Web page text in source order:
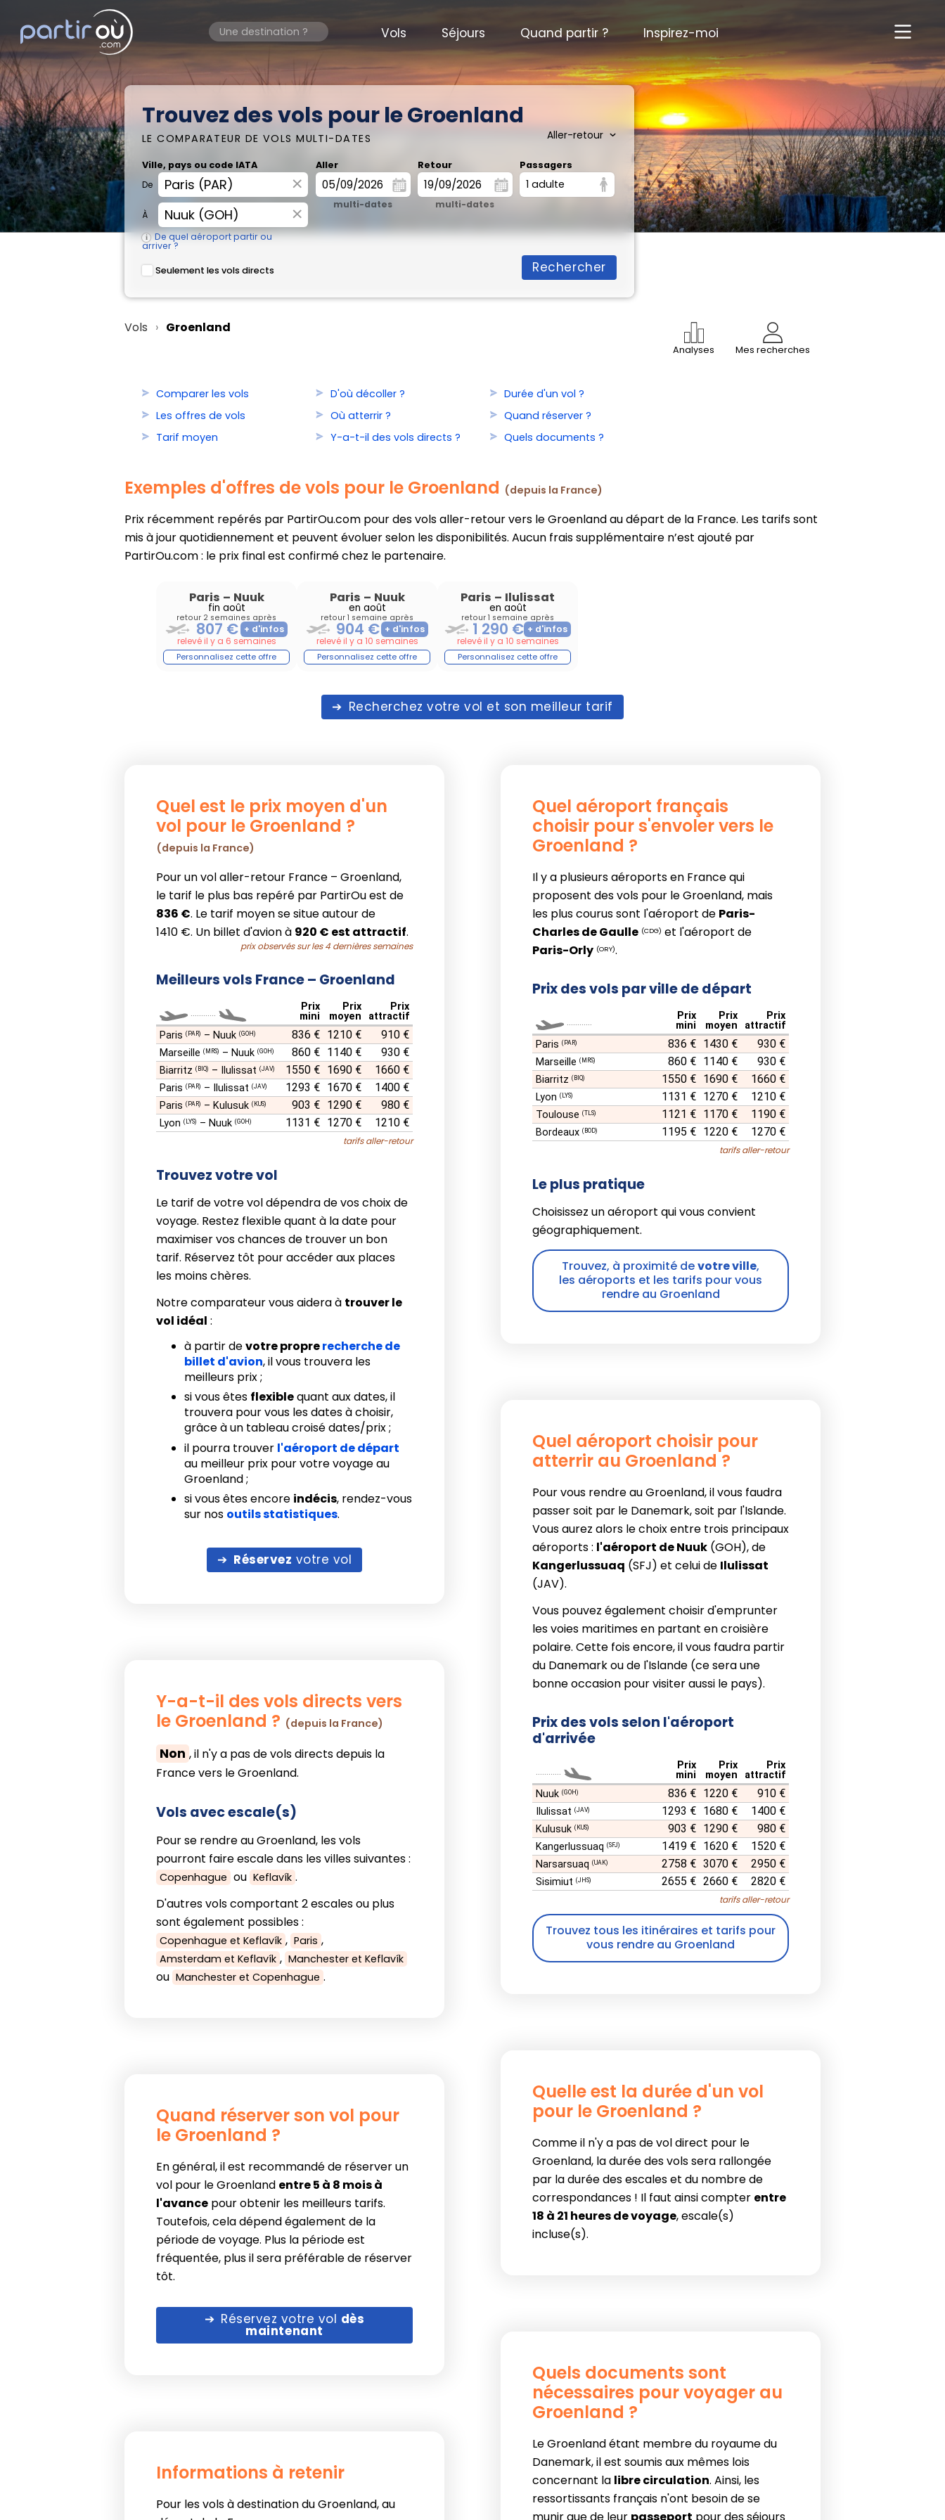
Vols Séjours Quand partir ? Inspirez-moi
Trouvez des vols pour le Groenland
LE COMPARATEUR DE VOLS MULTI-DATES
Ville, pays ou code IATA
De ×
À ×
De quel aéroport partir ou
arriver ?
Seulement les vols directs
Aller
multi-dates
Retour
multi-dates
Passagers
1 adulte
Rechercher
Vols Groenland
Analyses Mes recherches
Exemples d'offres de vols pour le Groenland (depuis la France)
Prix récemment repérés par PartirOu.com pour des vols aller-retour vers le Groenland au départ de la France. Les tarifs sont
mis à jour quotidiennement et peuvent évoluer selon les disponibilités. Aucun frais supplémentaire n’est ajouté par
PartirOu.com : le prix final est confirmé chez le partenaire.
Paris – Nuuk
fin août
retour 2 semaines après
807 €
relevé il y a 6 semaines
Paris – Nuuk
en août
retour 1 semaine après
904 €
relevé il y a 10 semaines
Paris – Ilulissat
en août
retour 1 semaine après
1 290 €
relevé il y a 10 semaines
Recherchez votre vol et son meilleur tarif
Quel est le prix moyen d'un
vol pour le Groenland ?
(depuis la France)
Pour un vol aller-retour France – Groenland,
le tarif le plus bas repéré par PartirOu est de
836 €. Le tarif moyen se situe autour de
1410 €. Un billet d'avion à 920 € est attractif.
prix observés sur les 4 dernières semaines
Meilleurs vols France – Groenland
............
Prix
mini
Prix
moyen
Prix
attractif
Paris (PAR) – Nuuk (GOH) 836 € 1210 € 910 €
Marseille (MRS) – Nuuk (GOH) 860 € 1140 € 930 €
Biarritz (BIQ) – Ilulissat (JAV) 1550 € 1690 € 1660 €
Paris (PAR) – Ilulissat (JAV) 1293 € 1670 € 1400 €
Paris (PAR) – Kulusuk (KUS) 903 € 1290 € 980 €
Lyon (LYS) – Nuuk (GOH) 1131 € 1270 € 1210 €
tarifs aller-retour
Trouvez votre vol
Le tarif de votre vol dépendra de vos choix de
voyage. Restez flexible quant à la date pour
maximiser vos chances de trouver un bon
tarif. Réservez tôt pour accéder aux places
les moins chères.
Notre comparateur vous aidera à trouver le
vol idéal :
à partir devotre proprerecherche de
billet d'avion, il vous trouvera les
meilleurs prix ;
si vous êtes flexiblequant aux dates, il
trouvera pour vous les dates à choisir,
grâce à un tableau croisé dates/prix ;
il pourra trouver l'aéroport de départ
au meilleur prix pour votre voyage au
Groenland ;
si vous êtes encore indécis, rendez-vous
sur nos outils statistiques.
Réservez votre vol
Quel aéroport français
choisir pour s'envoler vers le
Groenland ?
Il y a plusieurs aéroports en France qui
proposent des vols pour le Groenland, mais
les plus courus sont l'aéroport de Paris-
Charles de Gaulle (CDG) et l'aéroport de
Paris-Orly (ORY).
Prix des vols par ville de départ
............
Prix
mini
Prix
moyen
Prix
attractif
Paris (PAR) 836 € 1430 € 930 €
Marseille (MRS) 860 € 1140 € 930 €
Biarritz (BIQ) 1550 € 1690 € 1660 €
Lyon (LYS) 1131 € 1270 € 1210 €
Toulouse (TLS) 1121 € 1170 € 1190 €
Bordeaux (BOD) 1195 € 1220 € 1270 €
tarifs aller-retour
Le plus pratique
Choisissez un aéroport qui vous convient
géographiquement.
Trouvez, à proximité devotre ville,
les aéroports et les tarifs pour vous
rendre au Groenland
Quel aéroport choisir pour
atterrir au Groenland ?
Pour vous rendre au Groenland, il vous faudra
passer soit par le Danemark, soit par l'Islande.
Vous aurez alors le choix entre trois principaux
aéroports : l'aéroport de Nuuk (GOH), de
Kangerlussuaq (SFJ) et celui de Ilulissat
(JAV).
Vous pouvez également choisir d'emprunter
les voies maritimes en partant en croisière
polaire. Cette fois encore, il vous faudra partir
du Danemark ou de l'Islande (ce sera une
bonne occasion pour visiter aussi le pays).
Prix des vols selon l'aéroport
d'arrivée
............
Prix
mini
Prix
moyen
Prix
attractif
Nuuk (GOH) 836 € 1220 € 910 €
Ilulissat (JAV) 1293 € 1680 € 1400 €
Kulusuk (KUS) 903 € 1290 € 980 €
Kangerlussuaq (SFJ) 1419 € 1620 € 1520 €
Narsarsuaq (UAK) 2758 € 3070 € 2950 €
Sisimiut (JHS) 2655 € 2660 € 2820 €
tarifs aller-retour
Trouvez tous les itinéraires et tarifs pour
vous rendre au Groenland
Y-a-t-il des vols directs vers
le Groenland ? (depuis la France)
Non , il n'y a pas de vols directs depuis la
France vers le Groenland.
Vols avec escale(s)
Pour se rendre au Groenland, les vols
pourront faire escale dans les villes suivantes :
Copenhague ou Keflavík .
D'autres vols comportant 2 escales ou plus
sont également possibles :
Copenhague et Keflavík , Paris ,
Amsterdam et Keflavík , Manchester et Keflavík
ou Manchester et Copenhague .
Quelle est la durée d'un vol
pour le Groenland ?
Comme il n'y a pas de vol direct pour le
Groenland, la durée des vols sera rallongée
par la durée des escales et du nombre de
correspondances ! Il faut ainsi compter entre
18 à 21 heures de voyage, escale(s)
incluse(s).
Quand réserver son vol pour
le Groenland ?
En général, il est recommandé de réserver un
vol pour le Groenland entre 5 à 8 mois à
l'avance pour obtenir les meilleurs tarifs.
Toutefois, cela dépend également de la
période de voyage. Plus la période est
fréquentée, plus il sera préférable de réserver
tôt.
Réservez votre vol dès
maintenant
Quels documents sont
nécessaires pour voyager au
Groenland ?
Le Groenland étant membre du royaume du
Danemark, il est soumis aux mêmes lois
concernant la libre circulation. Ainsi, les
ressortissants français n'ont besoin de se
munir que de leur passeport pour des séjours
Informations à retenir
Pour les vols à destination du Groenland, au
Comparer les vols
Les offres de vols
Tarif moyen
D'où décoller ?
Où atterrir ?
Y-a-t-il des vols directs ?
Durée d'un vol ?
Quand réserver ?
Quels documents ?